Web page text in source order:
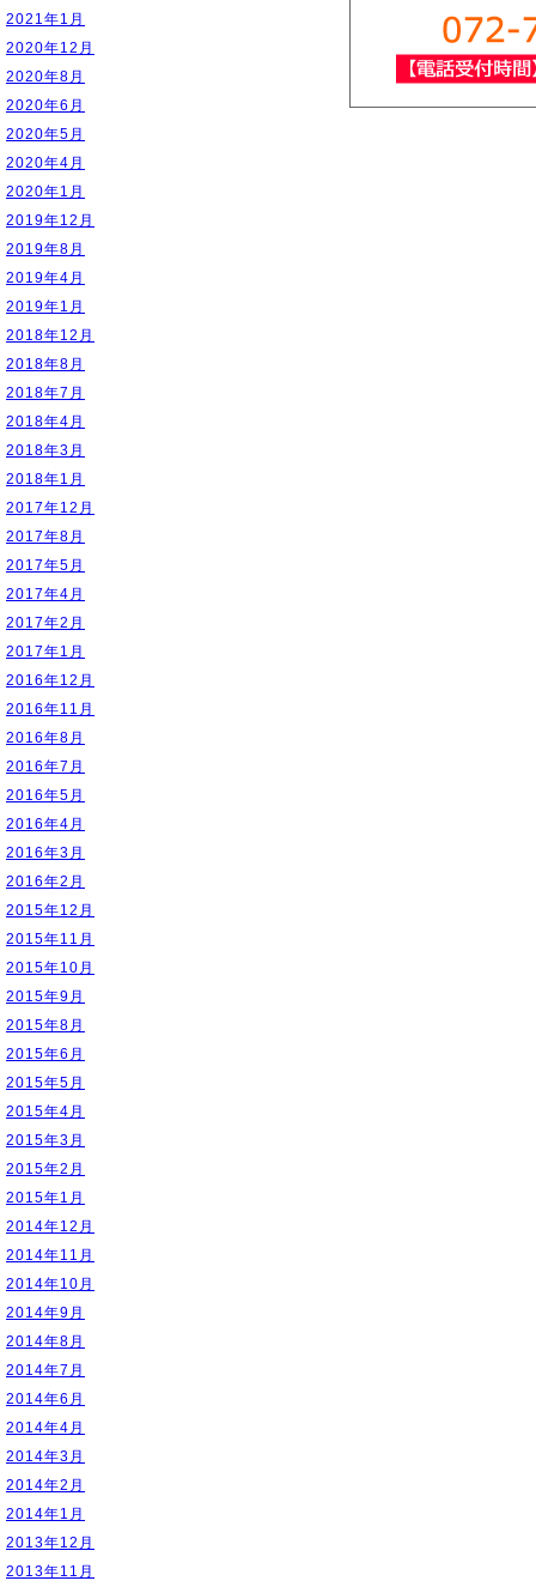
2021年1月
2020年12月
2020年8月
2020年6月
2020年5月
2020年4月
2020年1月
2019年12月
2019年8月
2019年4月
2019年1月
2018年12月
2018年8月
2018年7月
2018年4月
2018年3月
2018年1月
2017年12月
2017年8月
2017年5月
2017年4月
2017年2月
2017年1月
2016年12月
2016年11月
2016年8月
2016年7月
2016年5月
2016年4月
2016年3月
2016年2月
2015年12月
2015年11月
2015年10月
2015年9月
2015年8月
2015年6月
2015年5月
2015年4月
2015年3月
2015年2月
2015年1月
2014年12月
2014年11月
2014年10月
2014年9月
2014年8月
2014年7月
2014年6月
2014年4月
2014年3月
2014年2月
2014年1月
2013年12月
2013年11月